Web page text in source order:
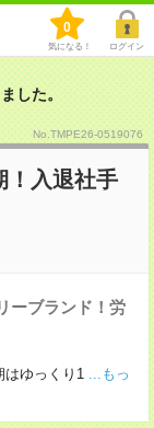
0
気になる！ ログイン
した。
No.TMPE26-0519076
！入退社手
ーブランド！労
はゆっくり1 ...もっ